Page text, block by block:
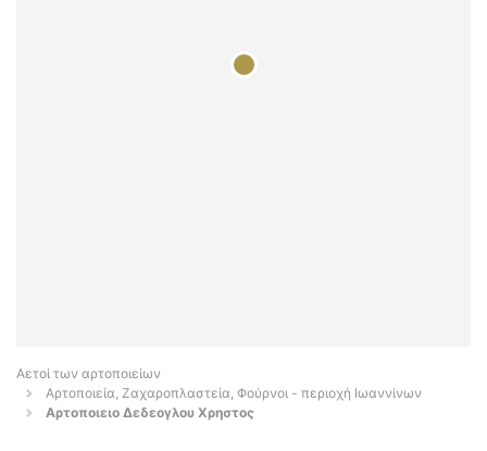
Αετοί των αρτοποιείων
Αρτοποιεία, Ζαχαροπλαστεία, Φούρνοι - περιοχή Ιωαννίνων
Αρτοποιειο Δεδεογλου Χρηστος